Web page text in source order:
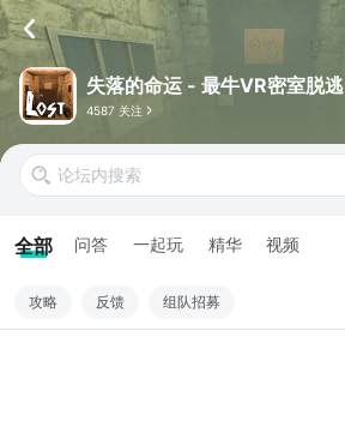
失落的命运 - 最牛VR密室脱逃
4587 关注
全部 问答 一起玩 精华 视频
攻略 反馈 组队招募